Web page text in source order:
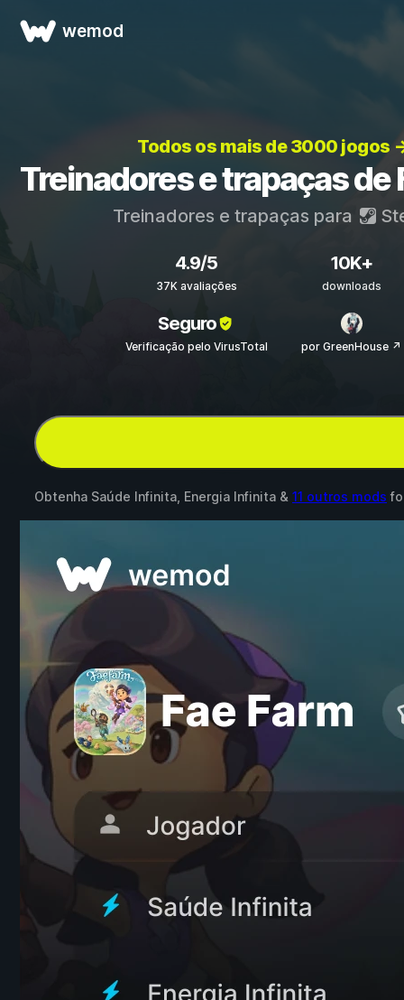
wemod
Todos os mais de 3000 jogos
Treinadores e trapaças de
Treinadores e trapaças para
4.9/5
37K avaliações
10K+
downloads
Seguro
Verificação pelo VirusTotal por GreenHouse ↗
Obtenha Saúde Infinita, Energia Infinita & 11 outros mods